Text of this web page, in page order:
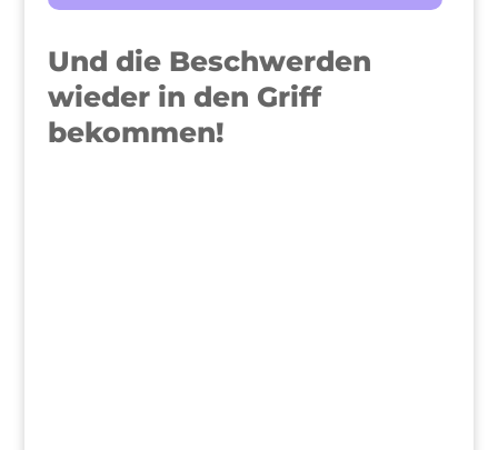
Und die Beschwerden
wieder in den Griff
bekommen!